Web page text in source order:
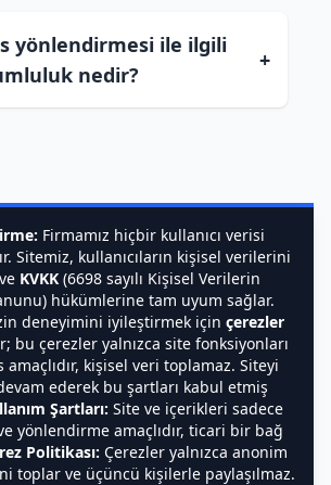
yönlendirmesi ile ilgili
nedir?
+
Firmamız hiçbir kullanıcı verisi
Sitemiz, kullanıcıların kişisel verilerini
KVKK(6698 sayılı Kişisel Verilerin
hükümlerine tam uyum sağlar.
deneyimini iyileştirmek için çerezler
bu çerezler yalnızca site fonksiyonları
kişisel veri toplamaz. Siteyi
ederek bu şartları kabul etmiş
Şartları: Site ve içerikleri sadece
yönlendirme amaçlıdır, ticari bir bağ
Politikası: Çerezler yalnızca anonim
toplar ve üçüncü kişilerle paylaşılmaz.